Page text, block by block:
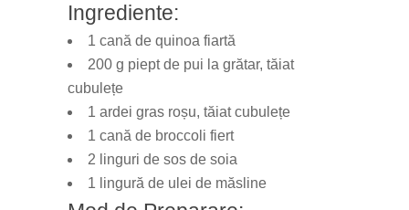
Ingrediente:
1 cană de quinoa fiartă
200 g piept de pui la grătar, tăiat
cubulețe
1 ardei gras roșu, tăiat cubulețe
1 cană de broccoli fiert
2 linguri de sos de soia
1 lingură de ulei de măsline